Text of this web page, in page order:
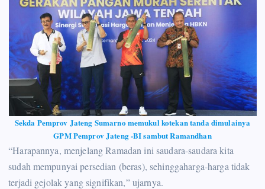
Sekda Pemprov Jateng Sumarno memukul kotekan tanda dimulainya
GPM Pemprov Jateng -BI sambut Ramandhan
“Harapannya, menjelang Ramadan ini saudara-saudara kita
sudah mempunyai persedian (beras), sehinggaharga-harga tidak
terjadi gejolak yang signifikan,” ujarnya.